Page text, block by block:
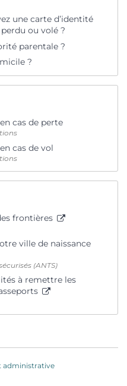
une carte d’identité
ou volé ?
parentale ?
?
cas de perte
cas de vol
frontières
ville de naissance
(ANTS)
à remettre les
administrative